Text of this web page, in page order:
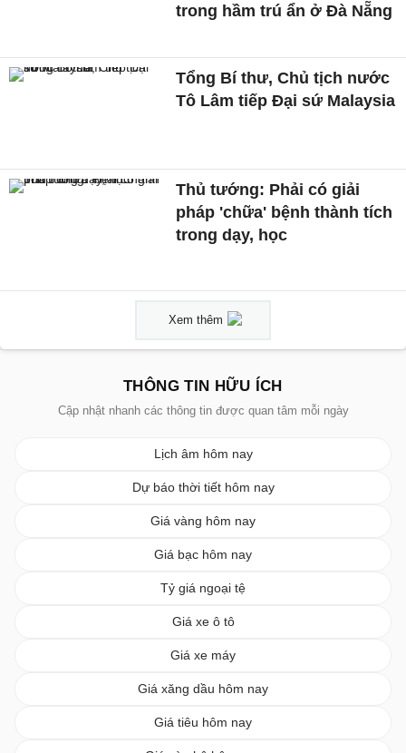
trong hầm trú ẩn ở Đà Nẵng
Tổng Bí thư, Chủ tịch nước
Tô Lâm tiếp Đại sứ Malaysia
Thủ tướng: Phải có giải
pháp 'chữa' bệnh thành tích
trong dạy, học
Xem thêm
THÔNG TIN HỮU ÍCH
Cập nhật nhanh các thông tin được quan tâm mỗi ngày
Lịch âm hôm nay
Dự báo thời tiết hôm nay
Giá vàng hôm nay
Giá bạc hôm nay
Tỷ giá ngoại tệ
Giá xe ô tô
Giá xe máy
Giá xăng dầu hôm nay
Giá tiêu hôm nay